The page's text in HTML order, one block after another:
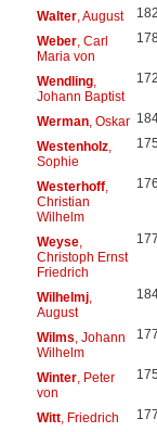
Walter, August
Weber, Carl
Maria von
Wendling,
Johann Baptist
Werman, Oskar
Westenholz,
Sophie
Westerhoff,
Christian
Wilhelm
Weyse,
Christoph Ernst
Friedrich
Wilhelmj,
August
Wilms , Johann
Wilhelm
Winter, Peter
von
Witt, Friedrich